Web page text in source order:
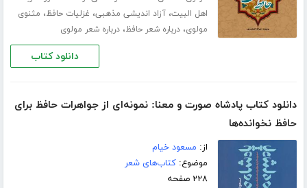
اهل البیت،آزاد اندیشی مذهبی، غزلیات حافظ، مثنوی
مولوی،درباره شعر حافظ،درباره شعر مولوی
دانلود کتاب
دانلود کتاب پادشاه صورت و معنا: نمونه‌ای از جواهرات حافظ برای
حافظ نخوانده‌ها
از: مسعود خیام
موضوع:کتاب‌های شعر
۲۲۸ صفحه